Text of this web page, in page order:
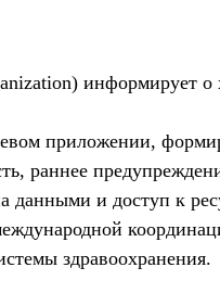
информирует о
приложении,
раннее
данными и доступ к
здравоохранения.